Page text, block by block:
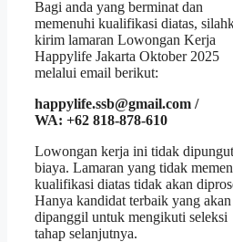
Bagi anda yang berminat dan
memenuhi kualifikasi diatas,
kirim lamaran Lowongan Kerja
Happylife Jakarta Oktober 2025
melalui email berikut:
happylife.ssb@gmail.com /
WA: +62 818-878-610
Lowongan kerja ini tidak dipungut
biaya. Lamaran yang tidak
kualifikasi diatas tidak akan
Hanya kandidat terbaik yang akan
dipanggil untuk mengikuti seleksi
tahap selanjutnya.